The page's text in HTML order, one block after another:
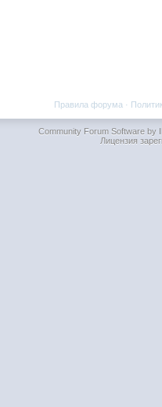
Правила форума ·
Community Forum Software by
Лицензия